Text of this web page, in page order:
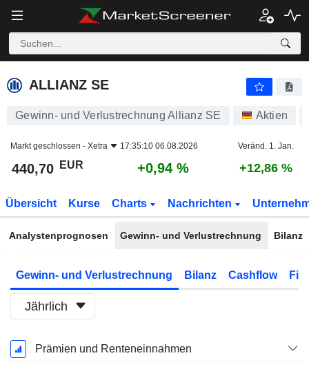
ALLIANZ SE
ALLIANZ SE
Gewinn- und Verlustrechnung Allianz SE Aktien
Markt geschlossen - Xetra 17:35:10 06.08.2026 Veränd. 1. Jan.
440,70 EUR +0,94 % +12,86 %
Übersicht Kurse Charts Nachrichten
Analystenprognosen Gewinn- und Verlustrechnung Bilanz
Gewinn- und Verlustrechnung Bilanz Cashflow
Jährlich
Ende d.
Geschäftsjahres:
Prämien und Renteneinnahmen